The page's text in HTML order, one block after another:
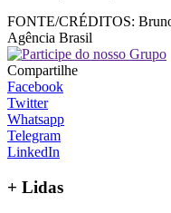
FONTE/CRÉDITOS:
Agência Brasil
Compartilhe
Facebook
Twitter
Whatsapp
Telegram
LinkedIn
+ Lidas